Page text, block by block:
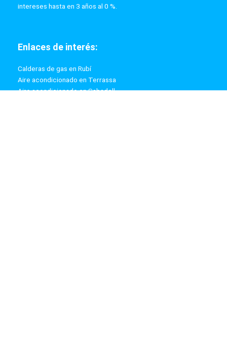
intereses hasta en 3 años al 0 %.
Enlaces de interés:
Calderas de gas en Rubí
Aire acondicionado en Terrassa
Aire acondicionado en Sabadell